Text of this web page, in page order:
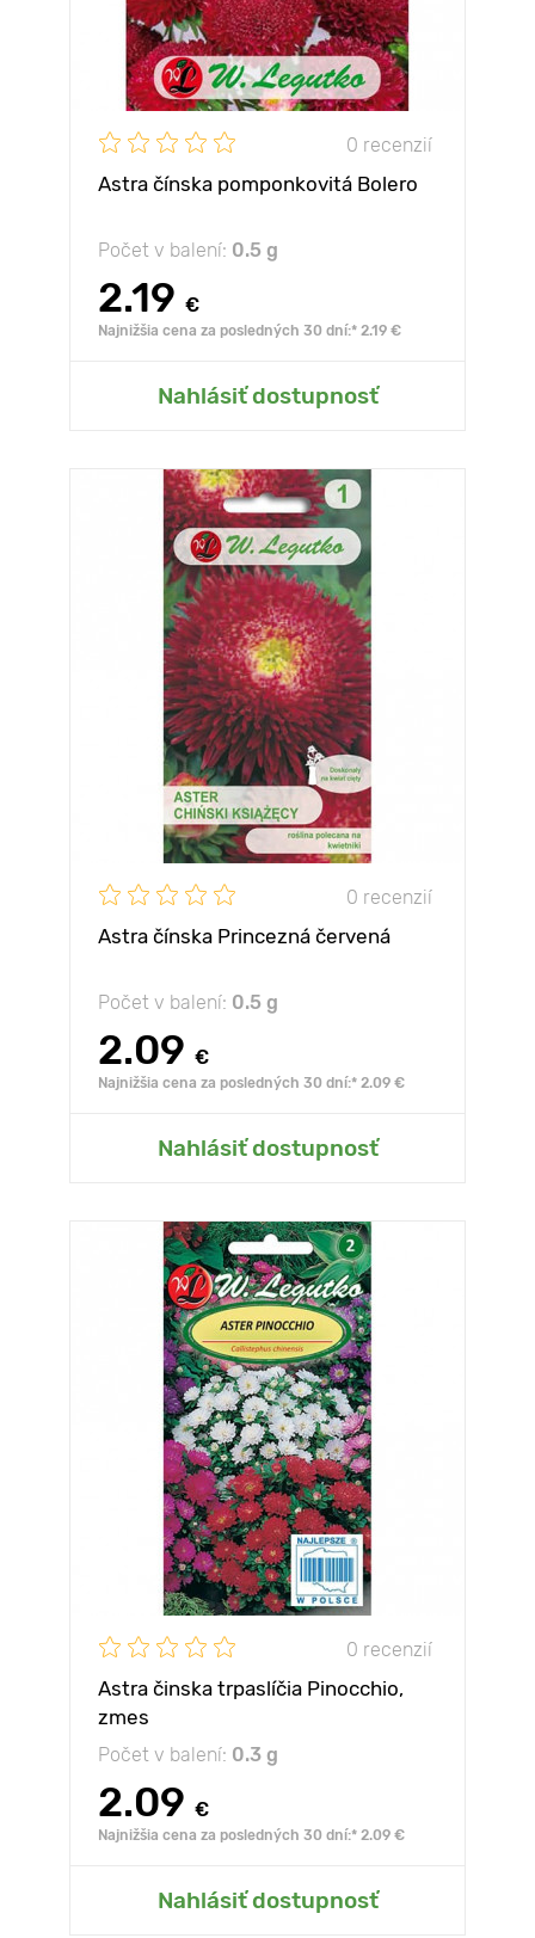
0 recenzií
Astra čínska pomponkovitá Bolero
Počet v balení: 0.5 g
2.19 €
Najnižšia cena za posledných 30 dní:* 2.19 €
Nahlásiť dostupnosť
0 recenzií
Astra čínska Princezná červená
Počet v balení: 0.5 g
2.09 €
Najnižšia cena za posledných 30 dní:* 2.09 €
Nahlásiť dostupnosť
0 recenzií
Astra činska trpaslíčia Pinocchio,
zmes
Počet v balení: 0.3 g
2.09 €
Najnižšia cena za posledných 30 dní:* 2.09 €
Nahlásiť dostupnosť